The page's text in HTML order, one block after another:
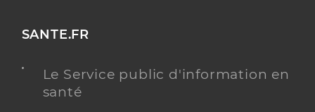
SANTE.FR
Le Service public d'information en
santé